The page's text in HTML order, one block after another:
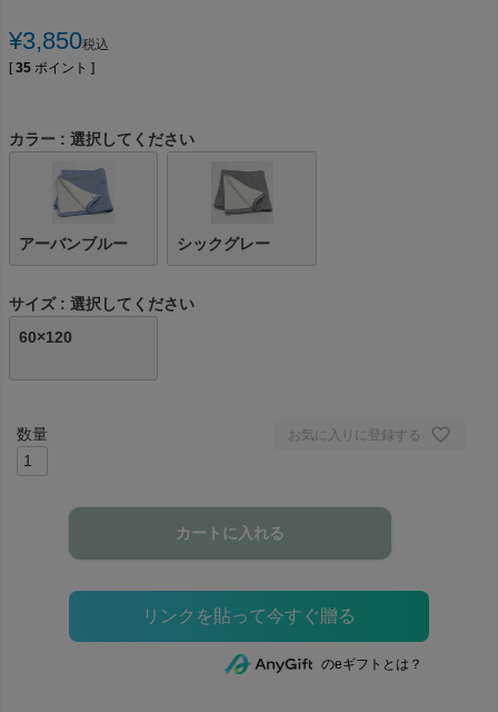
¥3,850税込
[ 35 ポイント ]
カラー 選択してください
アーバンブルー シックグレー
サイズ
選択してください
60×120
お気に入りに登録する
カートに入れる
のeギフトとは？